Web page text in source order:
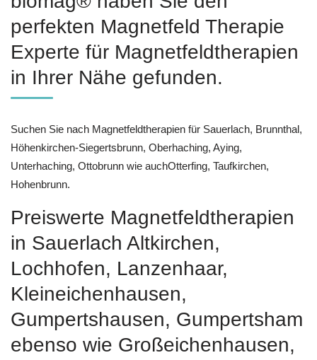
perfekten Magnetfeld Therapie
Experte für Magnetfeldtherapien
in Ihrer Nähe gefunden.
Suchen Sie nach Magnetfeldtherapien für Sauerlach, Brunnthal,
Höhenkirchen-Siegertsbrunn, Oberhaching, Aying,
Unterhaching, Ottobrunn wie auchOtterfing, Taufkirchen,
Hohenbrunn.
Preiswerte Magnetfeldtherapien
in Sauerlach Altkirchen,
Lochhofen, Lanzenhaar,
Kleineichenhausen,
Gumpertshausen, Gumpertsham
ebenso wie Großeichenhausen,